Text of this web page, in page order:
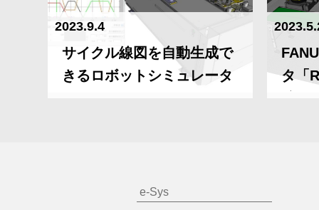
2023.9.4
サイクル線図を自動生成で
きるロボットシミュレータ
タ「
e-Sys